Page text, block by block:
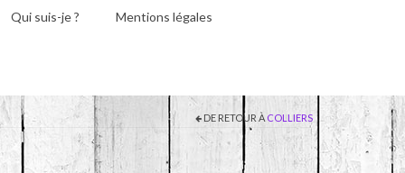
Qui suis-je ? Mentions légales
DE RETOUR À COLLIERS